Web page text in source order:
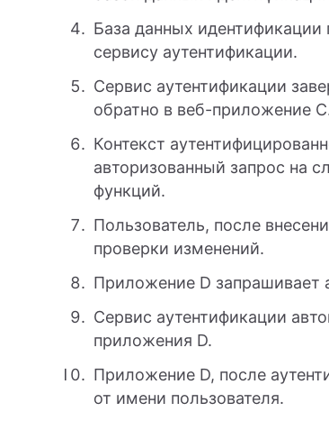
База данных
сервису аутентификации.
Сервис аутентификации
обратно в веб-приложение
Контекст
авторизованный запрос на
функций.
Пользователь, после
проверки изменений.
Приложение D запрашивает
Сервис аутентификации
приложения D.
Приложение D, после
от имени пользователя.